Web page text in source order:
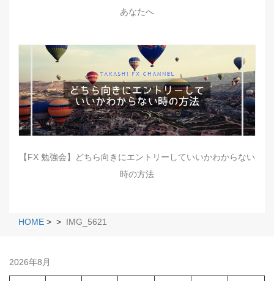
あなたへ
【FX 勉強会】どちら向きにエントリーしていいかわからない
時の方法
HOME > > IMG_5621
2026年8月